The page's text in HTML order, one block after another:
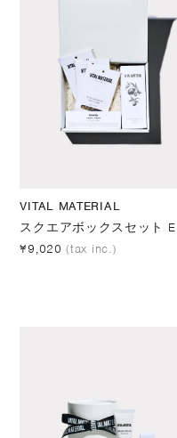
VITAL MATERIAL
スクエアボックスセット E
¥9,020 (tax inc.)